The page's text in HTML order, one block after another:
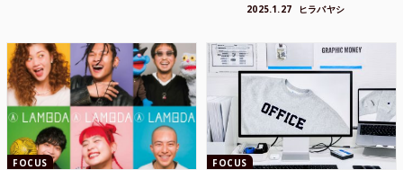
2025.1.27 ヒラバヤシ
FOCUS FOCUS